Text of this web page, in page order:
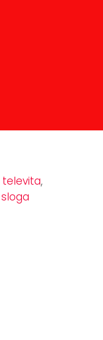
televita,
sloga